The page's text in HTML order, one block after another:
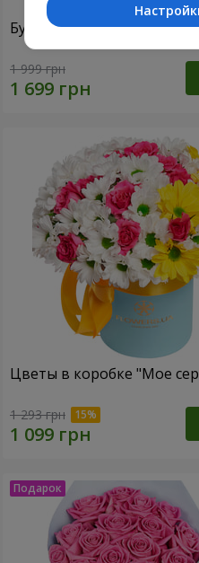
Букет из 21 кремовой
1 999 грн
Цветы в коробке "Мое
1 293 грн